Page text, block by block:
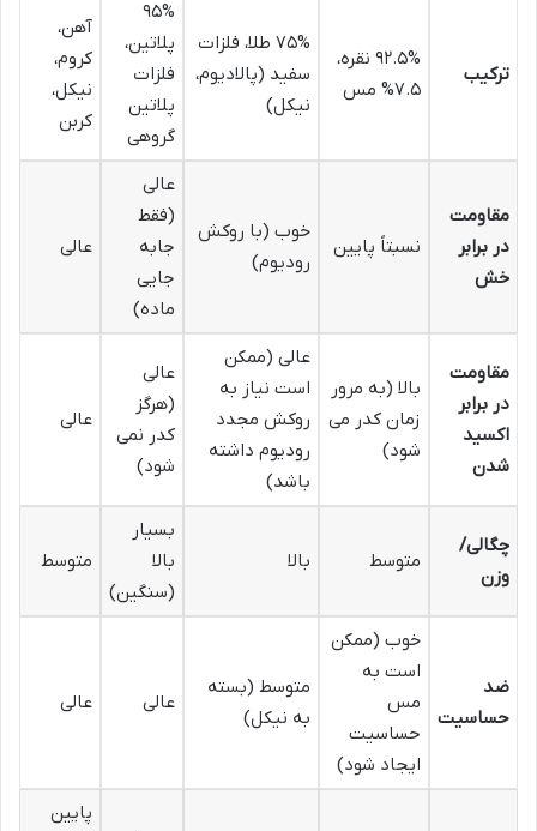
ترکیب
۹۲.۵% نقره،
۷.۵% مس
۷۵% طلا، فلزات
سفید (پالادیوم،
نیکل)
۹۵%
پلاتین،
فلزات
پلاتین
گروهی
آهن،
کروم،
نیکل،
کربن
مقاومت
در برابر
خش
نسبتاً پایین
خوب (با روکش
رودیوم)
عالی
(فقط
جابه
جایی
ماده)
عالی
مقاومت
در برابر
اکسید
شدن
بالا (به مرور
زمان کدر می
شود)
عالی (ممکن
است نیاز به
روکش مجدد
رودیوم داشته
باشد)
عالی
(هرگز
کدر نمی
شود)
عالی
چگالی/
وزن
متوسط بالا
بسیار
بالا
(سنگین)
متوسط
ضد
حساسیت
خوب (ممکن
است به
مس
حساسیت
ایجاد شود)
متوسط (بسته
به نیکل)
عالی عالی
پایین